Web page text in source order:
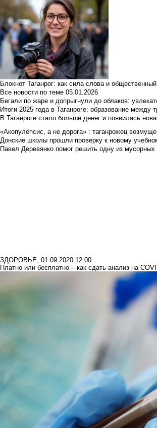
Блокнот Таганрог: как сила слова и
Все новости по теме 05.01.2026
Бегали по жаре и допрыгнули до облаков:
Итоги 2025 года в Таганроге: образование
В Таганроге стало больше денег и появилась
«Акопулёпсис, а не дорога» : таганрожец
Донские школы прошли проверку к новому
Павел Деревянко помог решить одну из мусорных
ЗДОРОВЬЕ, 01.09.2020 12:00
Платно или бесплатно – как сдать анализ на